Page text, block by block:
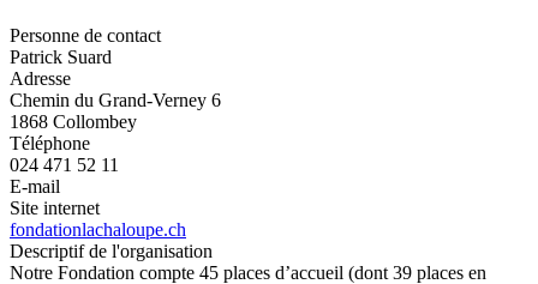
Personne de contact
Patrick Suard
Adresse
Chemin du Grand-Verney 6
1868 Collombey
Téléphone
024 471 52 11
E-mail
Site internet
fondationlachaloupe.ch
Descriptif de l'organisation
Notre Fondation compte 45 places d’accueil (dont 39 places en